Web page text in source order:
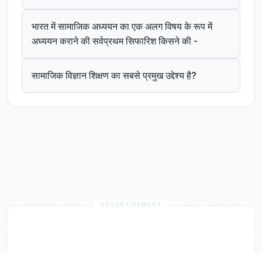
भारत में सामाजिक अध्ययन का एक अलग विषय के रूप में
अध्ययन कराने की सर्वप्रथम सिफारिश किसने की -
सामाजिक विज्ञान शिक्षण का सबसे प्रमुख उद्देश्य है?